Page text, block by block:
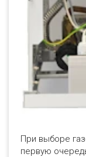
При выборе
первую